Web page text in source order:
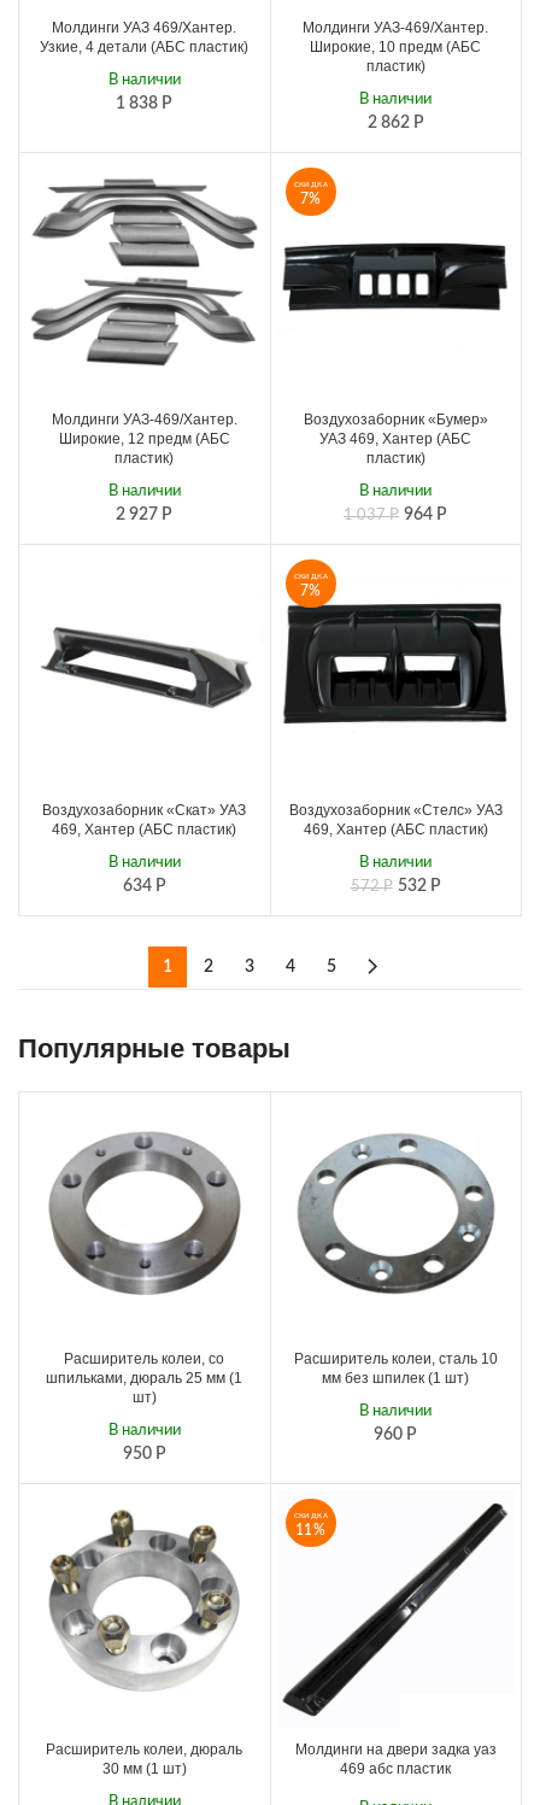
Молдинги УАЗ 469/Хантер.
Узкие, 4 детали (АБС пластик)
1 838 Р
В наличии
Молдинги УАЗ-469/Хантер.
Широкие, 10 предм (АБС
пластик)
2 862 Р
В наличии
Молдинги УАЗ-469/Хантер.
Широкие, 12 предм (АБС
пластик)
2 927 Р
В наличии
СКИДКА
7%
Воздухозаборник «Бумер»
УАЗ 469, Хантер (АБС
пластик)
1 037Р 964 Р
В наличии
Воздухозаборник «Скат» УАЗ
469, Хантер (АБС пластик)
634 Р
В наличии
СКИДКА
7%
Воздухозаборник «Стелс» УАЗ
469, Хантер (АБС пластик)
572Р 532 Р
В наличии
1 2 3 4 5
Популярные товары
Расширитель колеи, со
шпильками, дюраль 25 мм (1
шт)
950 Р
В наличии
Расширитель колеи, сталь 10
мм без шпилек (1 шт)
960 Р
В наличии
Расширитель колеи, дюраль
30 мм (1 шт)
СКИДКА
11%
Молдинги на двери задка уаз
469 абс пластик